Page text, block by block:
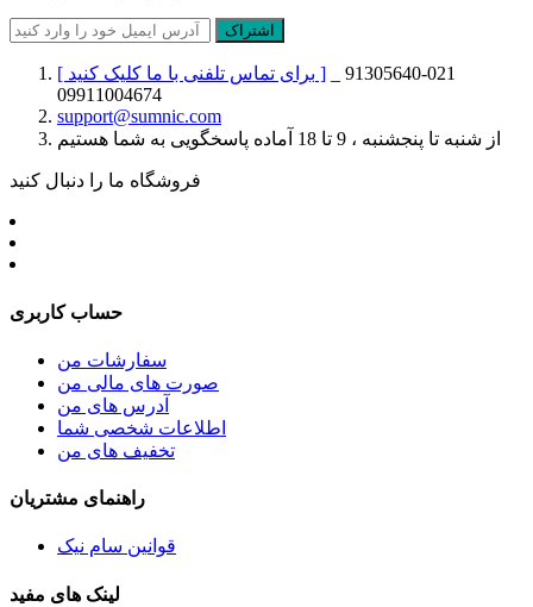
اشتراک
[ برای تماس تلفنی با ما کلیک کنید ]
09911004674
support@sumnic.com
از شنبه تا پنجشنبه ، 9 تا 18 آماده پاسخگویی به شما هستیم
فروشگاه ما را دنبال کنید
حساب کاربری
سفارشات من
صورت های مالی من
آدرس های من
اطلاعات شخصی شما
تخفیف های من
راهنمای مشتریان
قوانین سام نیک
لینک های مفید